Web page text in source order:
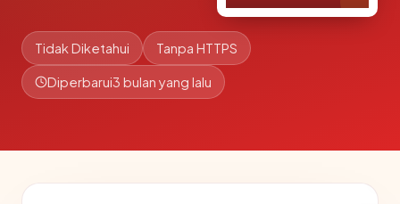
Tidak Diketahui Tanpa HTTPS
Diperbarui3 bulan yang lalu